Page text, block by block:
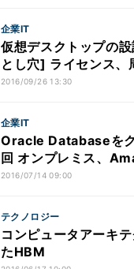
企業IT
仮想デスクトップの
とし穴] ライセンス、
2016/09/26 13:30
企業IT
Oracle Databaseを
回 オンプレミス、
イント
2016/07/14 09:00
テクノロジー
コンピュータアーキ
たHBM